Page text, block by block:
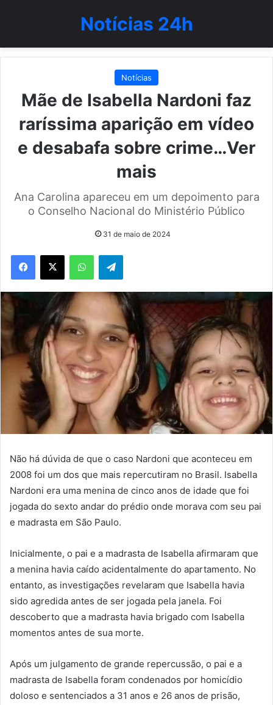
Notícias 24h
Notícias
Mãe de Isabella Nardoni faz
raríssima aparição em vídeo
e desabafa sobre crime…Ver
mais
Ana Carolina apareceu em um depoimento para
o Conselho Nacional do Ministério Público
31 de maio de 2024
WhatsAppTelegram
Não há dúvida de que o caso Nardoni que aconteceu em
2008 foi um dos que mais repercutiram no Brasil. Isabella
Nardoni era uma menina de cinco anos de idade que foi
jogada do sexto andar do prédio onde morava com seu pai
e madrasta em São Paulo.
Inicialmente, o pai e a madrasta de Isabella afirmaram que
a menina havia caído acidentalmente do apartamento. No
entanto, as investigações revelaram que Isabella havia
sido agredida antes de ser jogada pela janela. Foi
descoberto que a madrasta havia brigado com Isabella
momentos antes de sua morte.
Após um julgamento de grande repercussão, o pai e a
madrasta de Isabella foram condenados por homicídio
doloso e sentenciados a 31 anos e 26 anos de prisão,